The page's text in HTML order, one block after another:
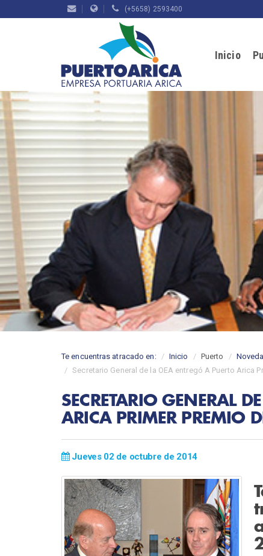
(+5658) 2593400
Inicio
Te encuentras atracado en: Inicio Puerto
Secretario General de la OEA entregó A Puerto Arica
SECRETARIO GENERAL
ARICA PRIMER PREMIO
Jueves 02 de octubre de 2014